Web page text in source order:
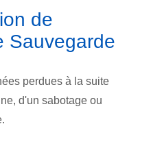
de
Sauvegarde
perdues à la suite
d'un sabotage ou